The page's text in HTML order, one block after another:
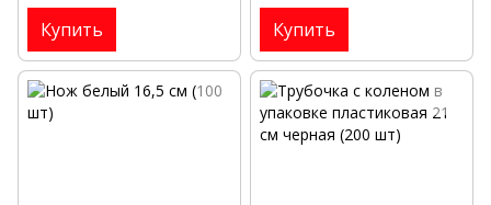
Купить Купить